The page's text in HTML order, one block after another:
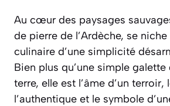
Au cœur des paysages
de pierre de l’Ardèche, se
culinaire d’une simplicité
Bien plus qu’une simple
terre, elle est l’âme d’un terroir,
l’authentique et le symbole